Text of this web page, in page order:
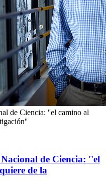
de Ciencia: ''el camino al
de Ciencia: ''el
de la